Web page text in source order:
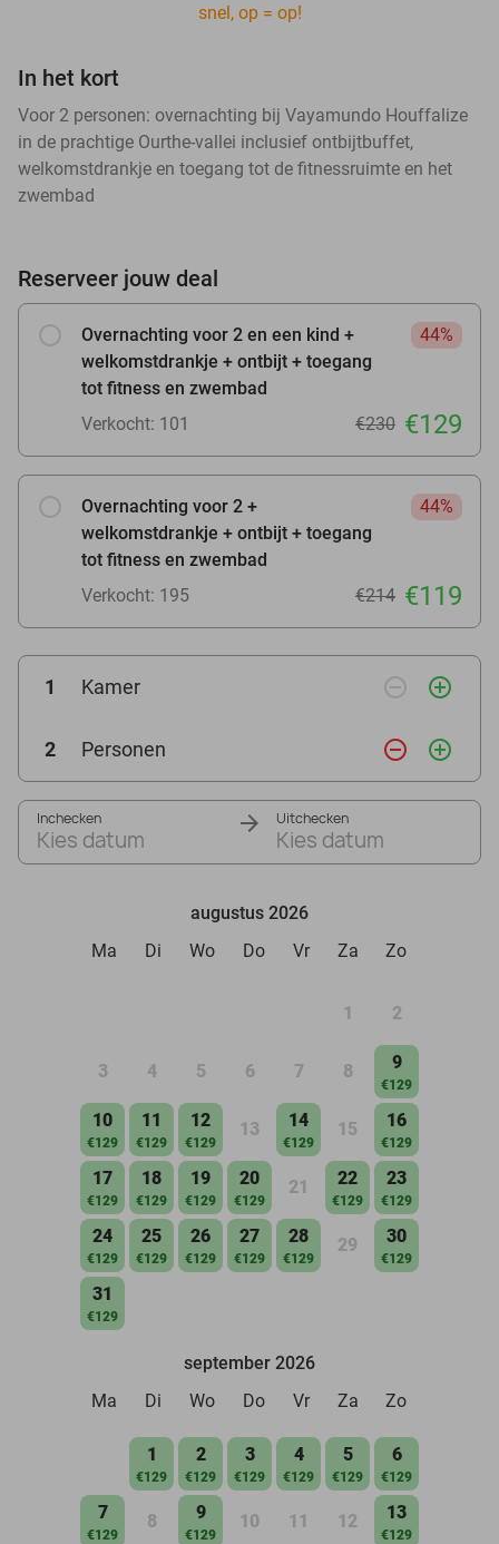
snel, op = op!
In het kort
Voor 2 personen: overnachting bij Vayamundo Houffalize
in de prachtige Ourthe-vallei inclusief ontbijtbuffet,
welkomstdrankje en toegang tot de fitnessruimte en het
zwembad
Reserveer jouw deal
Overnachting voor 2 en een kind +
welkomstdrankje + ontbijt + toegang
tot fitness en zwembad
44%
Verkocht: 101 €230 €129
Overnachting voor 2 +
welkomstdrankje + ontbijt + toegang
tot fitness en zwembad
44%
Verkocht: 195 €214 €119
1 Kamer remove_circle_outline add_circle_outline
2 Personen remove_circle_outline add_circle_outline
Inchecken
Kies datum
Uitchecken
Kies datum
augustus 2026
Ma
Di Wo Do Vr Za Zo
1 2
3 4 5 6 7 8 9
€129
10
€129
11
€129
12
€129
13 14
€129
15 16
€129
17
€129
18
€129
19
€129
20
€129
21 22
€129
23
€129
24
€129
25
€129
26
€129
27
€129
28
€129
29 30
€129
31
€129
september 2026
Ma
Di Wo Do Vr Za Zo
1
€129
2
€129
3
€129
4
€129
5
€129
6
€129
7
€129
8 9
€129
10 11 12 13
€129